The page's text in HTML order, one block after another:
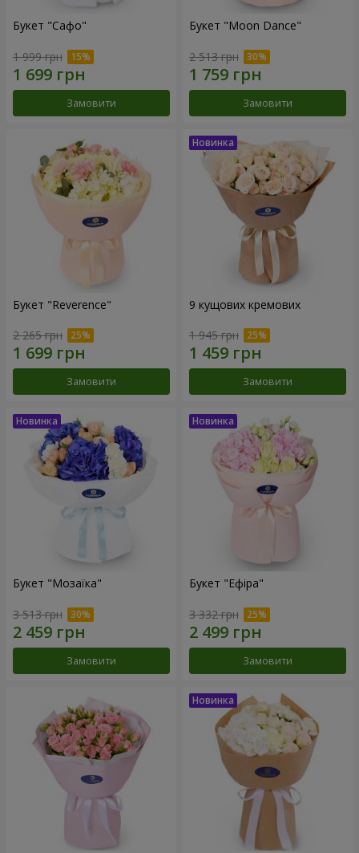
Букет "Сафо"
1 999 грн
Замовити
Букет "Moon Dance"
2 513 грн
Замовити
Букет "Reverence"
2 265 грн
Замовити
9 кущових кремових
1 945 грн
Замовити
Букет "Мозаїка"
3 513 грн
Замовити
Букет "Ефіра"
3 332 грн
Замовити